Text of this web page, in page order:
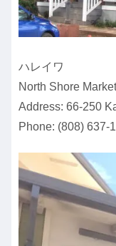
ハレイワ
North Shore
Address: 66-250
Phone: (808) 637-